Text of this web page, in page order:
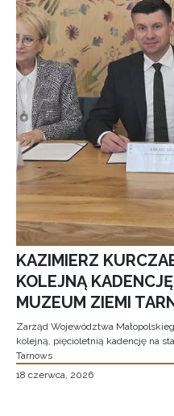
KAZIMIERZ
KOLEJNĄ
MUZEUM ZIEMI
Zarząd Województwa
kolejną, pięcioletnią kadencję na
Tarnows
18 czerwca, 2026